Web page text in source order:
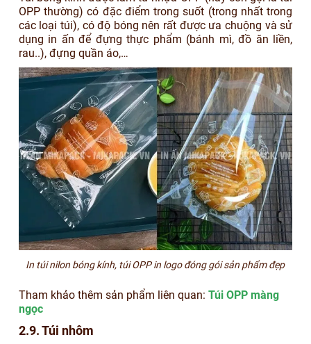
OPP thường) có đặc điểm trong suốt (trong nhất trong
các loại túi), có độ bóng nên rất được ưa chuộng và sử
dụng in ấn để đựng thực phẩm (bánh mì, đồ ăn liền,
rau..), đựng quần áo,…
In túi nilon bóng kính, túi OPP in logo đóng gói sản phẩm đẹp
Tham khảo thêm sản phẩm liên quan: Túi OPP màng
ngọc
2.9. Túi nhôm